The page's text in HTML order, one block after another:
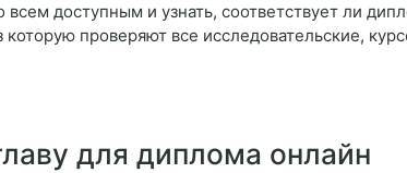
всем доступным и узнать, соответствует ли
проверяют все исследовательские,
для диплома онлайн